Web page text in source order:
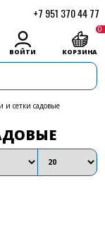
+7 951 370 44 77
ВОЙТИ КОРЗИНА
0
и сетки садовые